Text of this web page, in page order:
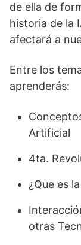
de ella de
historia de la
afectará a
Entre los
aprenderás:
Artificial
4ta.
¿Que es
otras